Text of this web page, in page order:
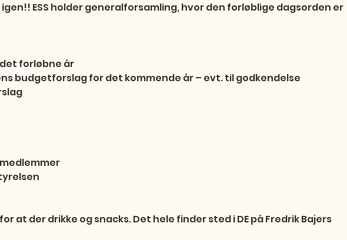
ESS holder generalforsamling, hvor den forløblige dagsorden er
forløbne år
budgetforslag for det kommende år – evt. til godkendelse
at der drikke og snacks. Det hele finder sted i DE på Fredrik Bajers